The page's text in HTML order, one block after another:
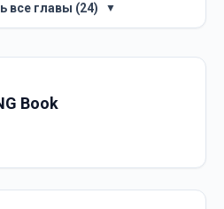
все главы (24) ▼
Book